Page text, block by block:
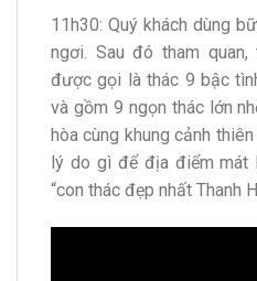
11h30: Quý khách dùng
ngơi. Sau đó tham
được gọi là thác 9 bậc
và gồm 9 ngọn thác lớn
hòa cùng khung cảnh
lý do gì để địa điểm mát
“con thác đẹp nhất Thanh